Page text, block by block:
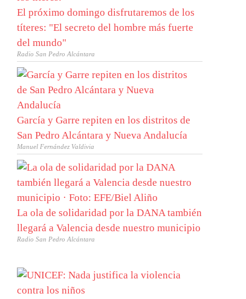
El próximo domingo disfrutaremos de los
títeres: "El secreto del hombre más fuerte
del mundo"
Radio San Pedro Alcántara
García y Garre repiten en los distritos de
San Pedro Alcántara y Nueva Andalucía
Manuel Fernández Valdivia
La ola de solidaridad por la DANA también
llegará a Valencia desde nuestro municipio
Radio San Pedro Alcántara